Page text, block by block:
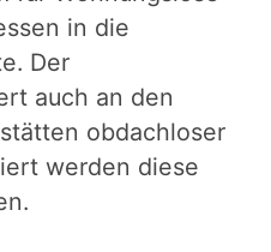
in die
Der
auch an den
obdachloser
werden diese